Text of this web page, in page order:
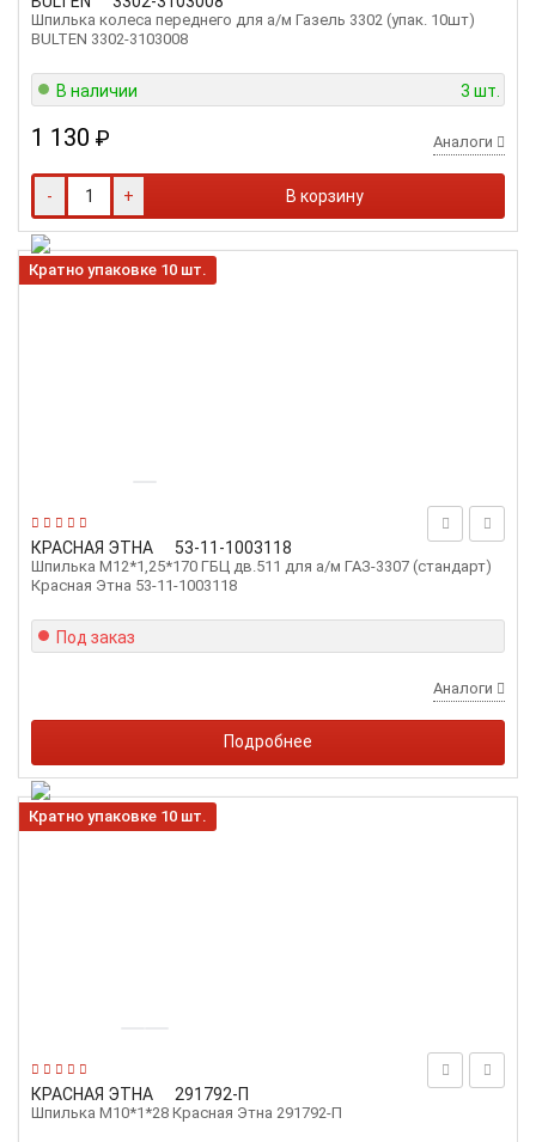
Шпилька колеса переднего для а/м Газель 3302 (упак. 10шт)
BULTEN 3302-3103008
В наличии 3 шт.
1 130 ₽ Аналоги
- + В корзину
КРАСНАЯ ЭТНА 53-11-1003118
Шпилька М12*1,25*170 ГБЦ дв.511 для а/м ГАЗ-3307 (стандарт)
Красная Этна 53-11-1003118
Кратно упаковке 10 шт.
Под заказ
Аналоги
Подробнее
КРАСНАЯ ЭТНА 291792-П
Шпилька М10*1*28 Красная Этна 291792-П
Кратно упаковке 10 шт.